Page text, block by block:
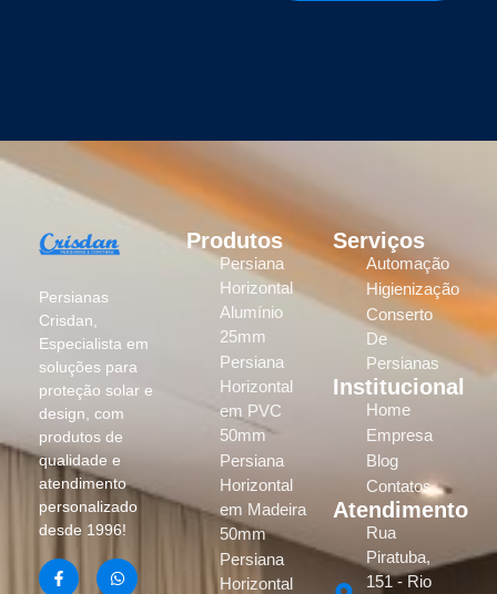
Persianas
Crisdan,
Especialista em
soluções para
proteção solar e
design, com
produtos de
qualidade e
atendimento
personalizado
desde 1996!
Produtos
Persiana
Horizontal
Alumínio
25mm
Persiana
Horizontal
em PVC
50mm
Persiana
Horizontal
em Madeira
50mm
Persiana
Horizontal
Serviços
Automação
Higienização
Conserto
De
Persianas
Institucional
Home
Empresa
Blog
Contatos
Atendimento
Rua
Piratuba,
151 - Rio